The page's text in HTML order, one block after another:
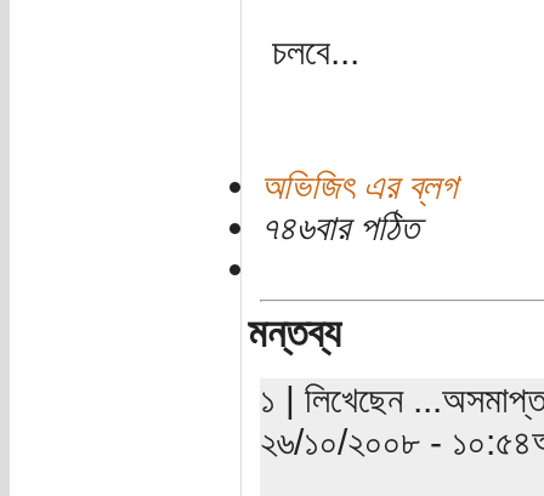
চলবে...
অভিজিৎ এর ব্লগ
৭৪৬বার পঠিত
মন্তব্য
১ | লিখেছেন
২৬/১০/২০০৮ -